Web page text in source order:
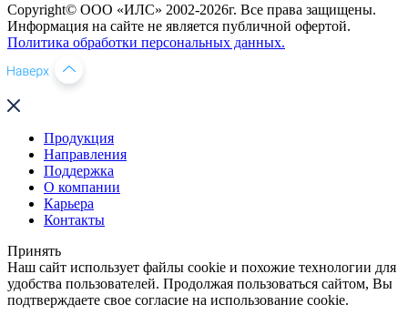
Copyright© ООО «ИЛС» 2002-2026г. Все права защищены.
Информация на сайте не является публичной офертой.
Политика обработки персональных данных.
Продукция
Направления
Поддержка
О компании
Карьера
Контакты
Принять
Наш сайт использует файлы cookie и похожие технологии для
удобства пользователей. Продолжая пользоваться сайтом, Вы
подтверждаете свое согласие на использование cookie.